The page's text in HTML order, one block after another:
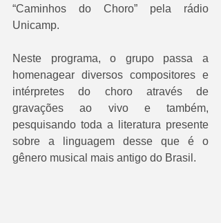
“Caminhos do Choro” pela rádio
Unicamp.
Neste programa, o grupo passa a
homenagear diversos compositores e
intérpretes do choro através de
gravações ao vivo e também,
pesquisando toda a literatura presente
sobre a linguagem desse que é o
gênero musical mais antigo do Brasil.